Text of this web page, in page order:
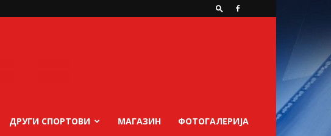
ДРУГИ СПОРТОВИ МАГАЗИН ФОТОГАЛЕРИЈА